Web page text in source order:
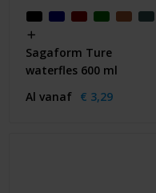
Sagaform Ture
waterfles 600 ml
Al vanaf € 3,29